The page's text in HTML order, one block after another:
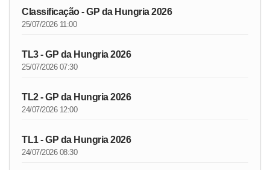
Classificação - GP da Hungria 2026
25/07/2026 11:00
TL3 - GP da Hungria 2026
25/07/2026 07:30
TL2 - GP da Hungria 2026
24/07/2026 12:00
TL1 - GP da Hungria 2026
24/07/2026 08:30